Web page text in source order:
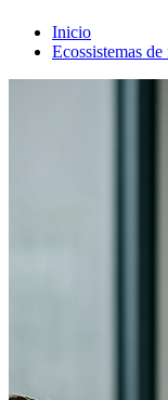
Inicio
Ecossistemas